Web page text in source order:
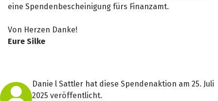
eine Spendenbescheinigung fürs Finanzamt.
Von Herzen Danke!
Eure Silke
Danie l Sattler hat diese Spendenaktion am 25. Juli
2025 veröffentlicht.